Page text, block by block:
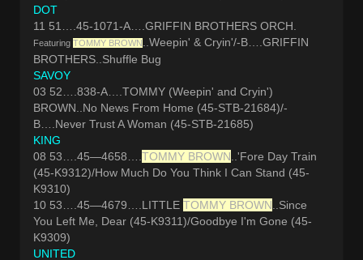
DOT
11 51….45-1071-A….GRIFFIN BROTHERS ORCH.
Featuring TOMMY BROWN
..Weepin' & Cryin'/-B….GRIFFIN
BROTHERS..Shuffle Bug
SAVOY
03 52….838-A….TOMMY (Weepin' and Cryin')
BROWN..No News From Home (45-STB-21684)/-
B….Never Trust A Woman (45-STB-21685)
KING
08 53….45—4658…. TOMMY BROWN ..'Fore Day Train
(45-K9312)/How Much Do You Think I Can Stand (45-
K9310)
10 53….45—4679….LITTLE TOMMY BROWN ..Since
You Left Me, Dear (45-K9311)/Goodbye I'm Gone (45-
K9309)
UNITED